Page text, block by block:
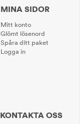
MINA SIDOR
Mitt konto
Glömt lösenord
Spåra ditt paket
Logga in
KONTAKTA OSS